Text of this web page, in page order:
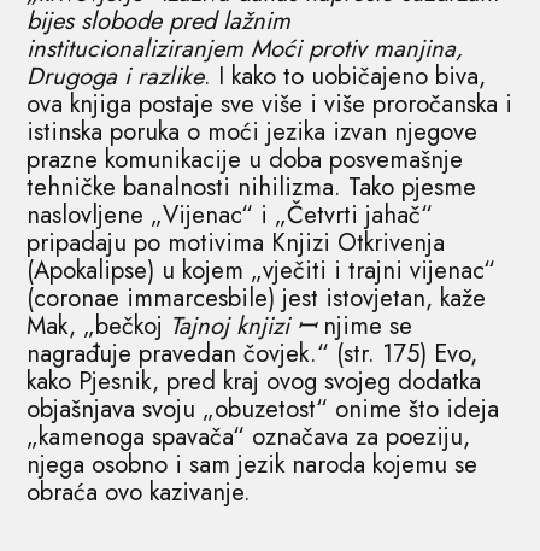
bijes slobode pred lažnim
institucionaliziranjem Moći protiv manjina,
Drugoga i razlike. I kako to uobičajeno biva,
ova knjiga postaje sve više i više proročanska i
istinska poruka o moći jezika izvan njegove
prazne komunikacije u doba posvemašnje
tehničke banalnosti nihilizma. Tako pjesme
naslovljene „Vijenac“ i „Četvrti jahač“
pripadaju po motivima Knjizi Otkrivenja
(Apokalipse) u kojem „vječiti i trajni vijenac“
(coronae immarcesbile) jest istovjetan, kaže
Mak, „bečkoj Tajnoj knjizi ꟷ njime se
nagrađuje pravedan čovjek.“ (str. 175) Evo,
kako Pjesnik, pred kraj ovog svojeg dodatka
objašnjava svoju „obuzetost“ onime što ideja
„kamenoga spavača“ označava za poeziju,
njega osobno i sam jezik naroda kojemu se
obraća ovo kazivanje.